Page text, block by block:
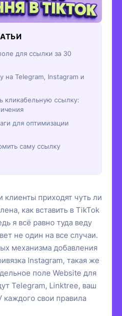
для ссылки за 30
на Telegram, Instagram и
кликабельную ссылку:
для оптимизации
саму ссылку
приходят чуть ли
как вставить в TikTok
я всё равно туда веду
не один на все случаи.
механизма добавления
Instagram, такая же
поле Website для
Telegram, Linktree, ваш
каждого свои правила